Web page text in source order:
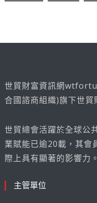
世貿財富資訊網
合國諮商組織)旗下世貿
世貿總會活躍於全球公
業賦能已逾20載，其會
際上具有顯著的影響力。
主管單位